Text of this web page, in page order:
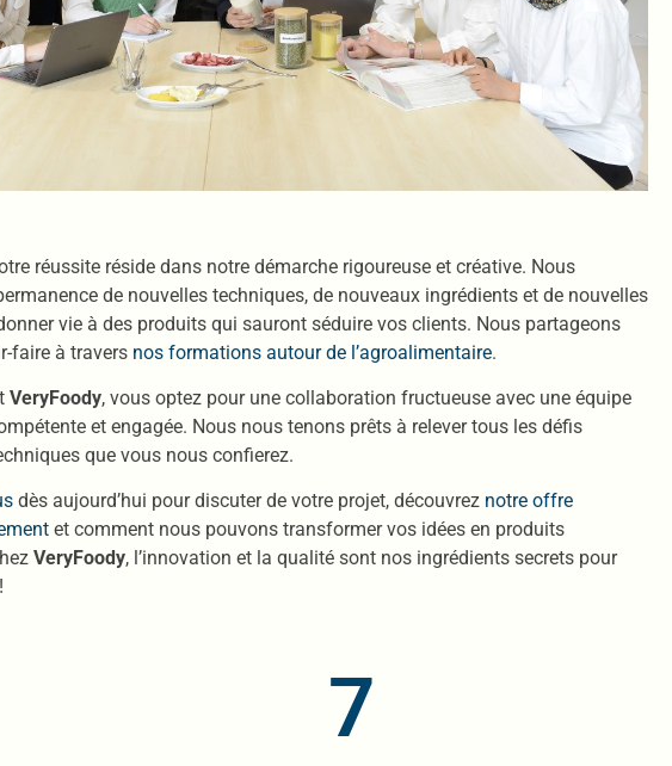
réussite réside dans notre démarche rigoureuse et créative. Nous
de nouvelles techniques, de nouveaux ingrédients et de nouvelles
vie à des produits qui sauront séduire vos clients. Nous partageons
faire à travers nos formations autour de l’agroalimentaire.
VeryFoody, vous optez pour une collaboration fructueuse avec une équipe
et engagée. Nous nous tenons prêts à relever tous les défis
que vous nous confierez.
dès aujourd’hui pour discuter de votre projet, découvrez notre offre
et comment nous pouvons transformer vos idées en produits
VeryFoody, l’innovation et la qualité sont nos ingrédients secrets pour
7